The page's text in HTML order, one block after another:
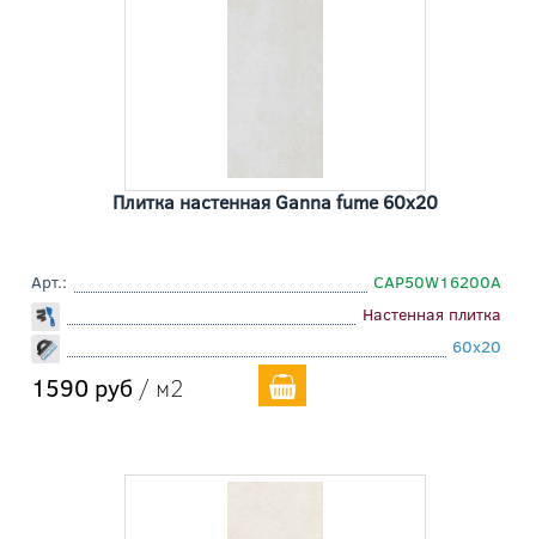
Плитка настенная Ganna fume 60x20
Арт.:
СAP50W16200A
Настенная плитка
60x20
1590 руб / м2